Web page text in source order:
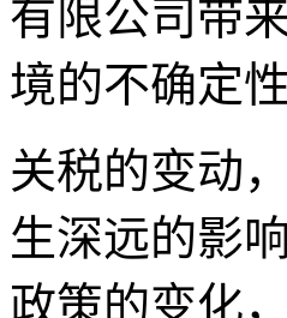
有限公司带
境的不确定
关税的变动
生深远的影
政策的变化